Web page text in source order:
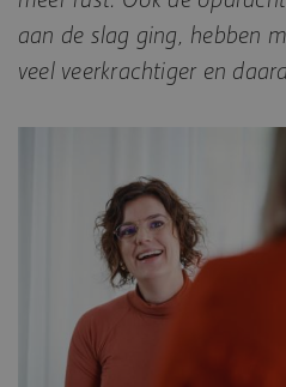
aan de slag ging, hebben
veel veerkrachtiger en